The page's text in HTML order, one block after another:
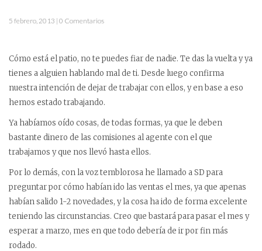
5 febrero, 2013 | 0 Comentarios
Cómo está el patio, no te puedes fiar de nadie. Te das la vuelta y ya
tienes a alguien hablando mal de ti. Desde luego confirma
nuestra intención de dejar de trabajar con ellos, y en base a eso
hemos estado trabajando.
Ya habíamos oído cosas, de todas formas, ya que le deben
bastante dinero de las comisiones al agente con el que
trabajamos y que nos llevó hasta ellos.
Por lo demás, con la voz temblorosa he llamado a SD para
preguntar por cómo habían ido las ventas el mes, ya que apenas
habían salido 1-2 novedades, y la cosa ha ido de forma excelente
teniendo las circunstancias. Creo que bastará para pasar el mes y
esperar a marzo, mes en que todo debería de ir por fin más
rodado.